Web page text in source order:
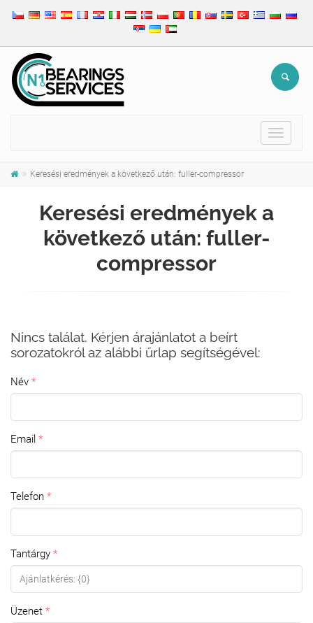
Toggle
Keresési eredmények a következő után: fuller-compressor
Keresési eredmények a
következő után: fuller-
compressor
Nincs találat. Kérjen árajánlatot a beírt
sorozatokról az alábbi űrlap segítségével:
Név
Email
Telefon
Tantárgy
Üzenet